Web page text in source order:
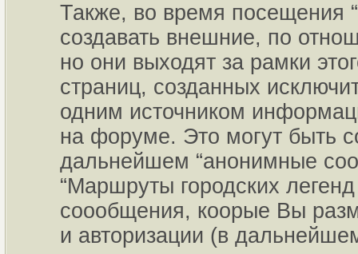
Также, во время посещения
создавать внешние, по
но они выходят за рамки
страниц, созданных
одним источником
на форуме. Это могут быть
дальнейшем “анонимные
“Маршруты городских
соообщения, коорые Вы
и авторизации (в